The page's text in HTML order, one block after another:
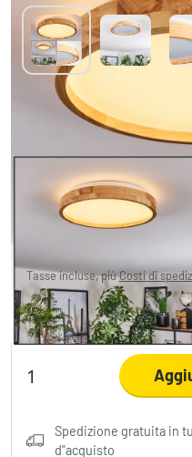
Sofo Plafoniera
-55% 35,99 €
Tasse incluse, piùCosti di
RISPARMIA L'10%
Spedizione gratuita in
d"acquisto